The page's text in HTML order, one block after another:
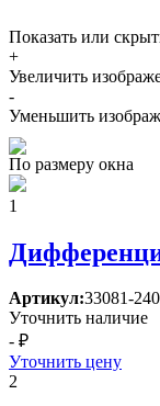
Показать или
+
Увеличить
-
Уменьшить
По размеру окна
1
Артикул:33081-
Уточнить наличие
- ₽
Уточнить цену
2